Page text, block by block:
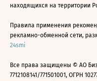
находящихся на территории
Правила применения
рекламно-обменной сети,
24smi
Все права защищены © АО
7712108141/771501001, ОГРН